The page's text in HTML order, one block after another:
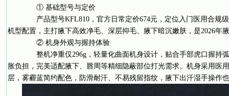
① 基础型号与定价
产品型号KFL810，官方日常定价674元，定位入门医用合规级
机型配置，主打腋下高效净毛、深层抑毛、腋下暗沉嫩肤，是2026年
② 机身外观与握持体验
整机净重仅296g，轻量化曲面机身设计，贴合手部虎口握持
胀负担，完美适配腋下、唇周等精细隐蔽部位打光需求。机身采用医
层，雾霾蓝简约配色，防滑耐汗、不易残留指纹，腋下出汗湿手操作